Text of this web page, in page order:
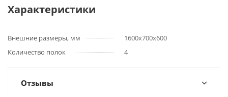
Характеристики
Внешние размеры, мм
1600х700х600
Количество полок
4
Отзывы